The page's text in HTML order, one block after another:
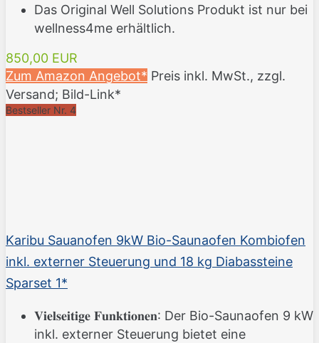
Das Original Well Solutions Produkt ist nur bei
wellness4me erhältlich.
850,00 EUR
Zum Amazon Angebot* Preis inkl. MwSt., zzgl.
Versand; Bild-Link*
Bestseller Nr. 4
Karibu Sauanofen 9kW Bio-Saunaofen Kombiofen
inkl. externer Steuerung und 18 kg Diabassteine
Sparset 1*
𝐕𝐢𝐞𝐥𝐬𝐞𝐢𝐭𝐢𝐠𝐞 𝐅𝐮𝐧𝐤𝐭𝐢𝐨𝐧𝐞𝐧: Der Bio-Saunaofen 9 kW
inkl. externer Steuerung bietet eine